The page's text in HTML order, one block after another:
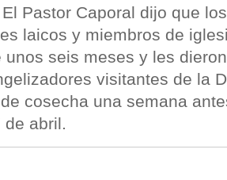
Pastor Caporal dijo que
laicos y miembros de
unos seis meses y les
visitantes de la
cosecha una semana
de abril.